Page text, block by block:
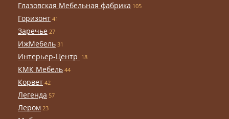
Глазовская Мебельная фабрика 105
Горизонт 41
Заречье 27
ИжМебель 31
Интерьер-Центр 18
КМК Мебель 44
Корвет 42
Легенда 57
Лером 23